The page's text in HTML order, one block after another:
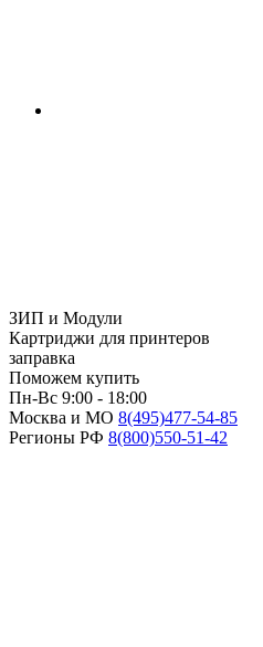
ЗИП и Модули
Картриджи для принтеров
заправка
Поможем купить
Пн-Вс 9:00 - 18:00
Москва и МО 8(495)477-54-85
Регионы РФ 8(800)550-51-42